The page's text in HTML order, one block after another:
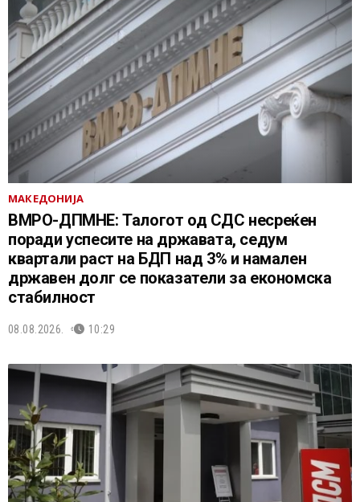
МАКЕДОНИЈА
ВМРО-ДПМНЕ: Талогот од СДС несреќен
поради успесите на државата, седум
квартали раст на БДП над 3% и намален
државен долг се показатели за економска
стабилност
08.08.2026. 10:29